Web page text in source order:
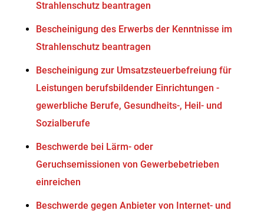
Strahlenschutz beantragen
Bescheinigung des Erwerbs der Kenntnisse im
Strahlenschutz beantragen
Bescheinigung zur Umsatzsteuerbefreiung für
Leistungen berufsbildender Einrichtungen -
gewerbliche Berufe, Gesundheits-, Heil- und
Sozialberufe
Beschwerde bei Lärm- oder
Geruchsemissionen von Gewerbebetrieben
einreichen
Beschwerde gegen Anbieter von Internet- und